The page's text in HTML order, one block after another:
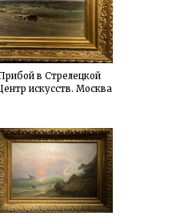
в Стрелецкой
искусств. Москва